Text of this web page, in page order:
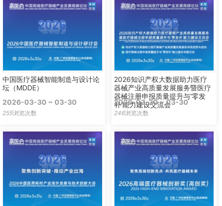
中国医疗器械智能制造与设计论
坛（MDDE）
2026-03-30 ~ 03-30
255浏览次数
2026知识产权大数据助力医疗
器械产业高质量发展服务暨医疗
器械注册申报质量提升与'零发
补'能力建设交流会
2026-03-30 ~ 03-30
246浏览次数